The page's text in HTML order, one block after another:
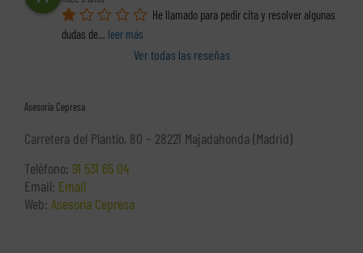
He llamado para pedir cita y resolver algunas
dudas de... leer más
Ver todas las reseñas
Asesoría Cepresa
Carretera del Plantío, 80 – 28221 Majadahonda (Madrid)
Teléfono: 91 531 65 04
Email: Email
Web: Asesoría Cepresa